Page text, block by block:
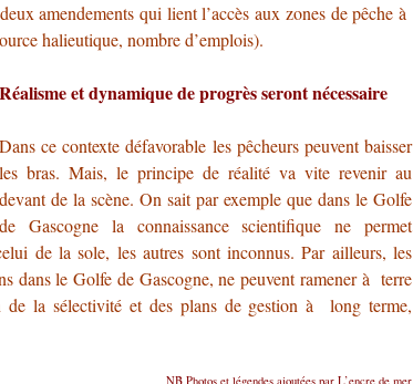
amendements qui lient l’accès aux zones de pêche à
halieutique, nombre d’emplois).
Réalisme et dynamique de progrès seront nécessaire
Dans ce contexte défavorable les pêcheurs peuvent baisser
les bras. Mais, le principe de réalité va vite revenir au
devant de la scène. On sait par exemple que dans le Golfe
de Gascogne la connaissance scientifique ne permet
de la sole, les autres sont inconnus. Par ailleurs, les
dans le Golfe de Gascogne, ne peuvent ramener à terre
de la sélectivité et des plans de gestion à long terme,
NB Photos et légendes ajoutées par L’encre de mer